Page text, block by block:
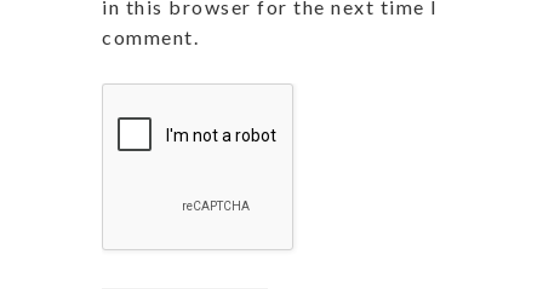
in this browser for the next time I
comment.